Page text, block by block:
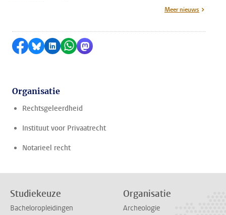
Meer nieuws
Delen op Facebook
Delen via Bluesky
Delen op LinkedIn
Delen via WhatsApp
Delen via Mastodon
Organisatie
Rechtsgeleerdheid
Instituut voor Privaatrecht
Notarieel recht
Studiekeuze
Bacheloropleidingen
Organisatie
Archeologie